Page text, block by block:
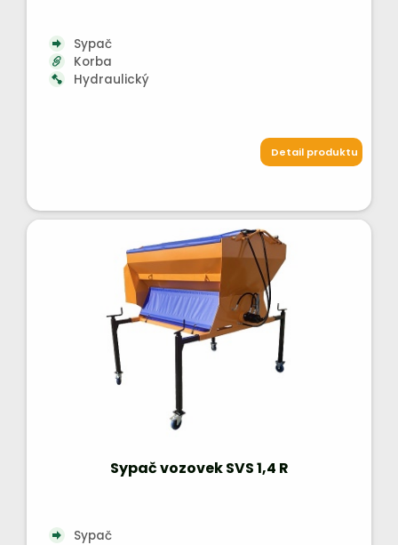
Sypač
Korba
Hydraulický
Detail produktu
Sypač vozovek SVS 1,4 R
Sypač